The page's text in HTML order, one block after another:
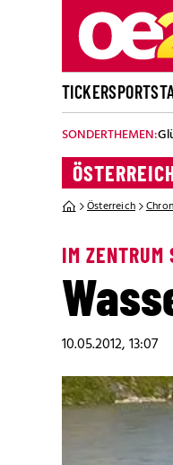
TICKERSPORT
SONDERTHEMEN:
Österreich
IM ZENTRUM
10.05.2012, 13:07